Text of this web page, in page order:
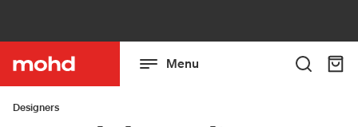
Menu
Designers